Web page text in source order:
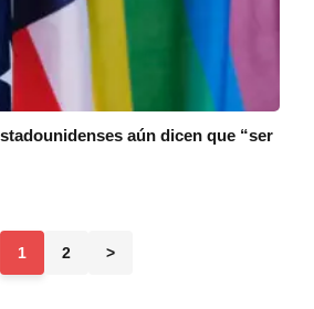
aún dicen que “ser
1 2 >